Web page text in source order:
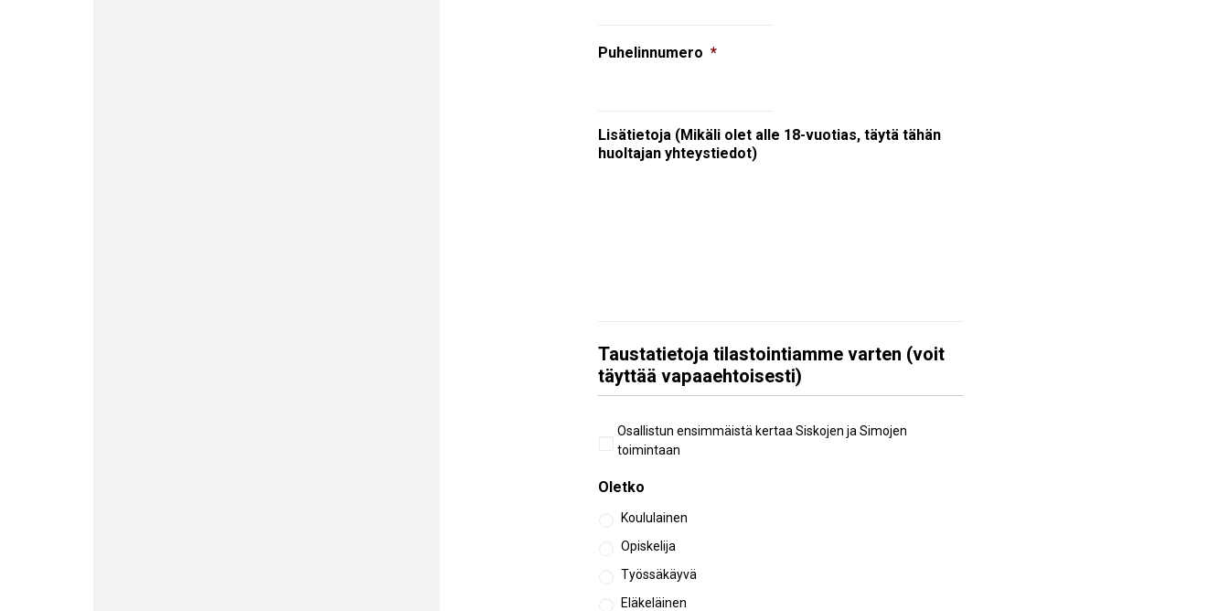
Puhelinnumero *
Lisätietoja (Mikäli olet alle 18-vuotias, täytä tähän
huoltajan yhteystiedot)
Taustatietoja tilastointiamme varten (voit
täyttää vapaaehtoisesti)
Aiempi
osallistuminen
Osallistun ensimmäistä kertaa Siskojen ja Simojen
toimintaan
Oletko
Koululainen
Opiskelija
Työssäkäyvä
Eläkeläinen